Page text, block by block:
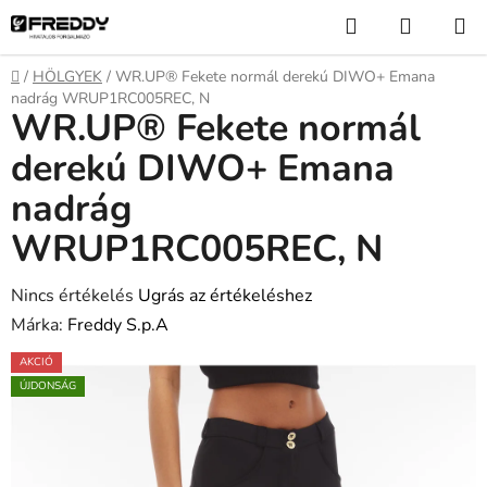
Ugrás
fő
tartalomhoz
KeresésKOSÁR
Kezdőlap
/ HÖLGYEK / WR.UP® Fekete normál derekú DIWO+ Emana
nadrág WRUP1RC005REC, N
WR.UP® Fekete normál
derekú DIWO+ Emana
nadrág
WRUP1RC005REC, N
A
termék
átlagos
értékelése
Nincs értékelés Ugrás az értékeléshez
Márka: Freddy S.p.A
AKCIÓ
ÚJDONSÁG